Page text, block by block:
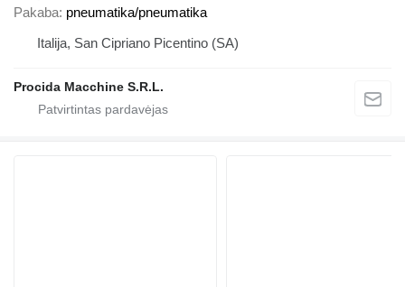
Pakaba pneumatika/pneumatika
Italija, San Cipriano Picentino (SA)
Procida Macchine S.R.L.